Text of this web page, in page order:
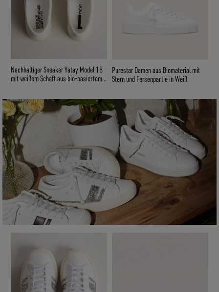
Nachhaltiger Sneaker Yatay Model 1B
mit weißem Schaft aus bio-basiertem
Purestar Damen aus Biomaterial mit
Stern und Fersenpartie in Weiß
VEGAN